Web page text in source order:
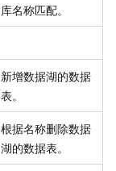
库名称匹配。
新增数据湖的数据
表。
根据名称删除数据
湖的数据表。